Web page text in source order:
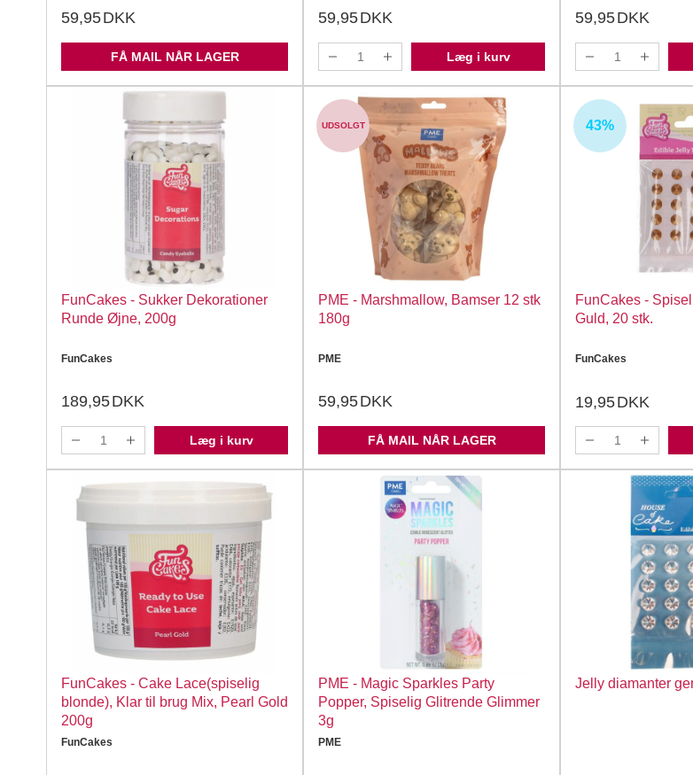
59,95DKK
FÅ MAIL NÅR LAGER
59,95DKK
Læg i kurv
59,95DKK
FunCakes - Sukker Dekorationer
Runde Øjne, 200g
FunCakes
189,95DKK
Læg i kurv
UDSOLGT
PME - Marshmallow, Bamser 12 stk
180g
PME
59,95DKK
FÅ MAIL NÅR LAGER
43%
FunCakes -
Guld, 20 stk.
FunCakes
19,95DKK
FunCakes - Cake Lace(spiselig
blonde), Klar til brug Mix, Pearl Gold
200g
FunCakes
PME - Magic Sparkles Party
Popper, Spiselig Glitrende Glimmer
3g
PME
Jelly diamanter